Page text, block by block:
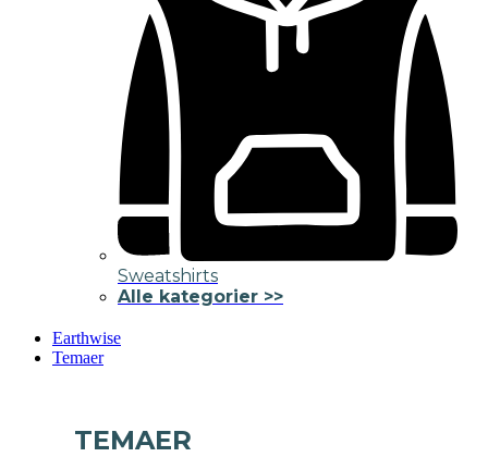
Sweatshirts
Alle kategorier >>
Earthwise
Temaer
TEMAER